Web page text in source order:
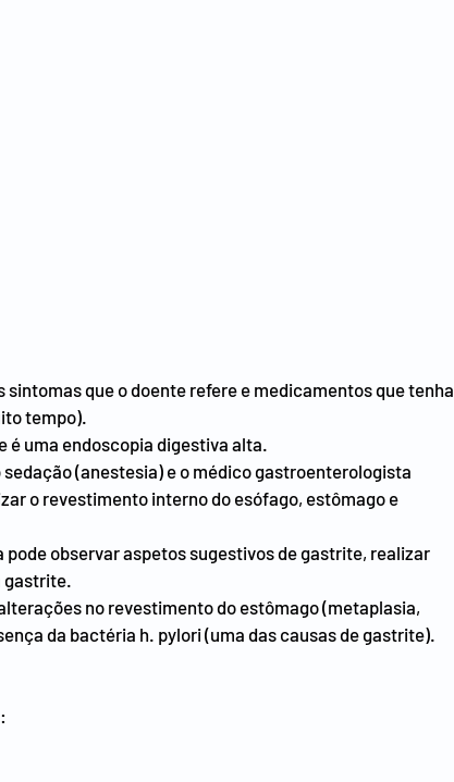
que o doente refere e medicamentos que tenha
tempo).
é uma endoscopia digestiva alta.
(anestesia) e o médico gastroenterologista
o revestimento interno do esófago, estômago e
observar aspetos sugestivos de gastrite, realizar
gastrite.
no revestimento do estômago (metaplasia,
da bactéria h. pylori (uma das causas de gastrite).